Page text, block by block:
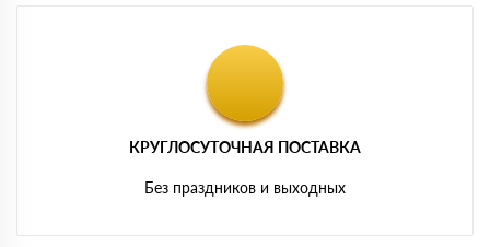
КРУГЛОСУТОЧНАЯ ПОСТАВКА
Без праздников и выходных